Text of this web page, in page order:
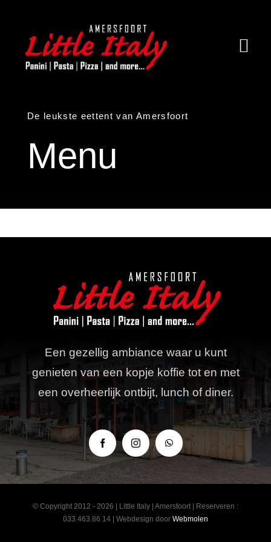
inhoud
Over little Italy
Menukaart
De leukste eettent van Amersfoort
Menu
Een gezellig ambiance waar u kunt
genieten van een kopje koffie tot en met
een overheerlijk ontbijt, lunch of diner.
© Copyright 2012 - 2026 | Little Italy | Amersfoort | Reserveren :
033 463 86 14 | Webdesign door Webmolen